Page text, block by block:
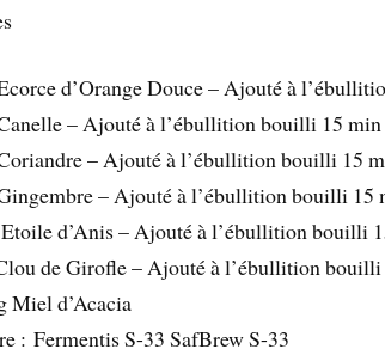
d’Orange Douce – Ajouté à
– Ajouté à l’ébullition bouilli 15 min
– Ajouté à l’ébullition bouilli 15
– Ajouté à l’ébullition bouilli 15
Etoile d’Anis – Ajouté à l’ébullition bouilli
de Girofle – Ajouté à l’ébullition
Miel d’Acacia
: Fermentis S-33 SafBrew S-33